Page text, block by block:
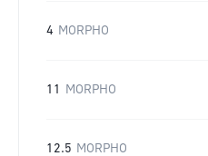
4 MORPHO
11 MORPHO
12.5 MORPHO